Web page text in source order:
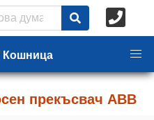
Кошница
прекъсвач ABB